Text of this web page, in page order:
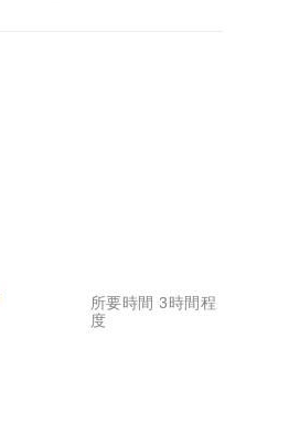
所要時間 3時間程
度